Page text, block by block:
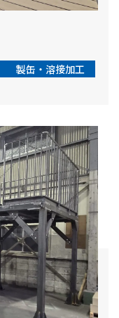
製缶・溶接加工